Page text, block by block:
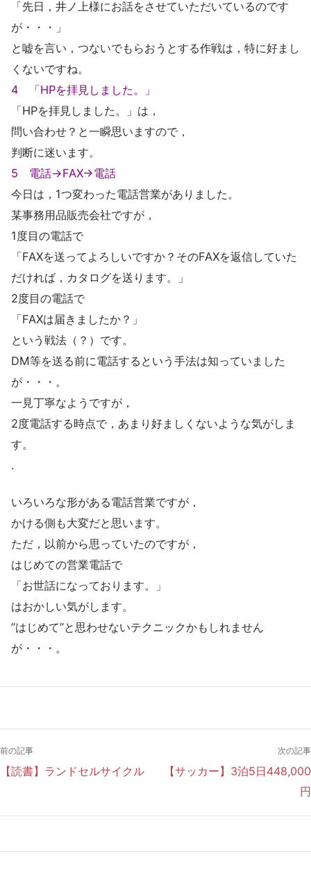
「先日，井ノ上様にお話をさせていただいているのです
が・・・」
と嘘を言い，つないでもらおうとする作戦は，特に好まし
くないですね。
4 「HPを拝見しました。」
「HPを拝見しました。」は，
問い合わせ？と一瞬思いますので，
判断に迷います。
5 電話→FAX→電話
今日は，1つ変わった電話営業がありました。
某事務用品販売会社ですが，
1度目の電話で
「FAXを送ってよろしいですか？そのFAXを返信していた
だければ，カタログを送ります。」
2度目の電話で
「FAXは届きましたか？」
という戦法（？）です。
DM等を送る前に電話するという手法は知っていました
が・・・。
一見丁寧なようですが，
2度電話する時点で，あまり好ましくないような気がしま
す。
.
いろいろな形がある電話営業ですが，
かける側も大変だと思います。
ただ，以前から思っていたのですが，
はじめての営業電話で
「お世話になっております。」
はおかしい気がします。
”はじめて”と思わせないテクニックかもしれません
が・・・。
前の記事
【読書】ランドセルサイクル
次の記事
【サッカー】3泊5日448,000
円